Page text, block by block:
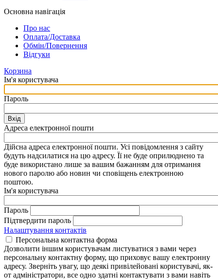
Основна навігація
Про нас
Оплата/Доставка
Обмін/Повернення
Відгуки
Корзина
Ім'я користувача
Пароль
Вхід
Адреса електронної пошти
Дійсна адреса електронної пошти. Усі повідомлення з сайту
будуть надсилатися на цю адресу. Її не буде оприлюднено та
буде використано лише за вашим бажанням для отримання
нового паролю або новин чи сповіщень електронною
поштою.
Ім'я користувача
Пароль
Підтвердити пароль
Налаштування контактів
Персональна контактна форма
Дозволити іншим користувачам листуватися з вами через
персональну контактну форму, що приховує вашу електронну
адресу. Зверніть увагу, що деякі привілейовані користувачі, як-
от адміністратори, все одно здатні контактувати з вами навіть